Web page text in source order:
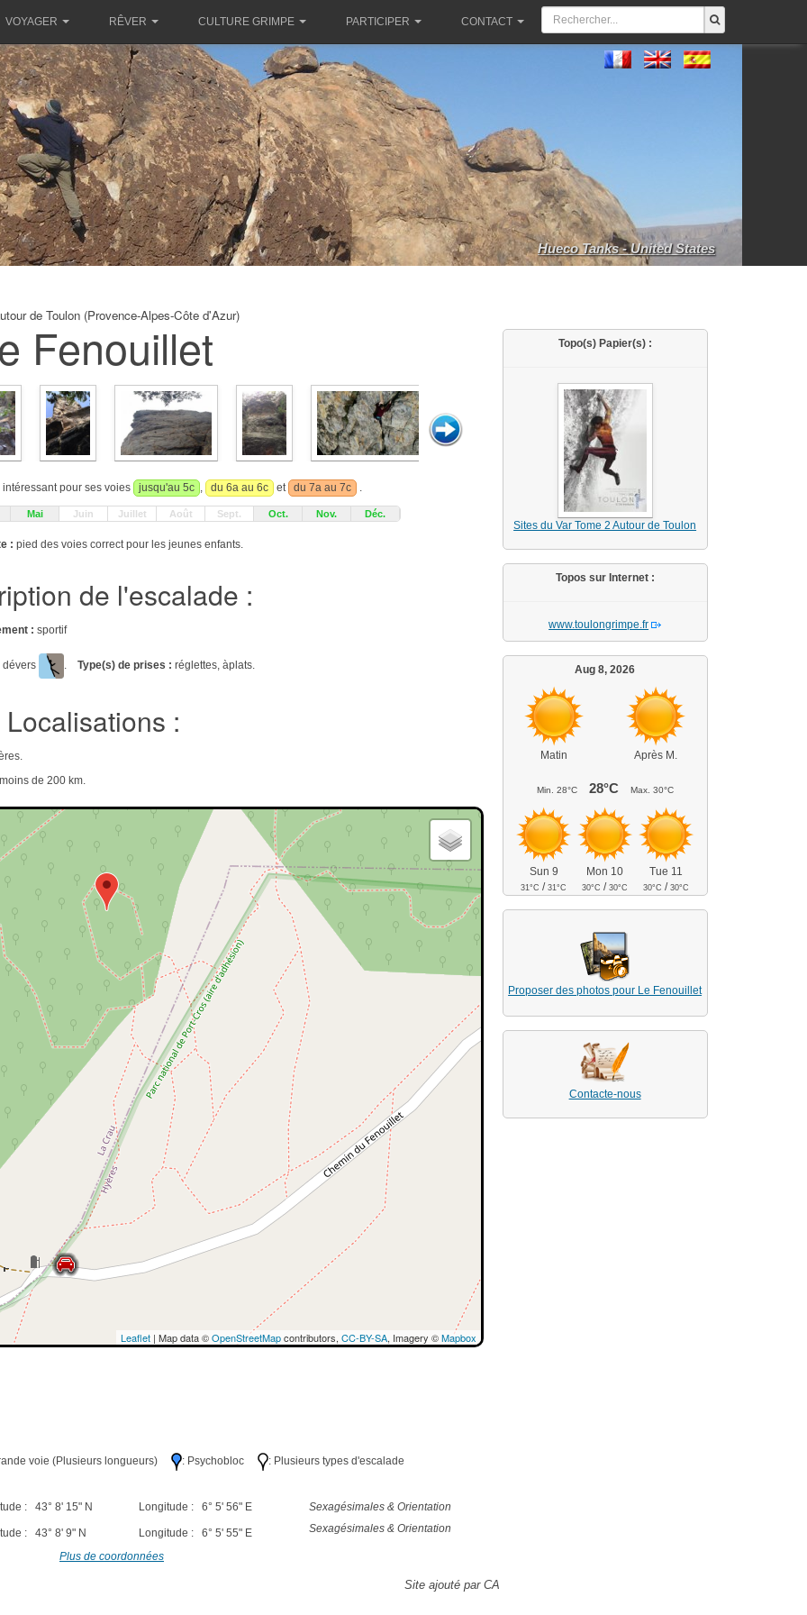
VOYAGER RÊVER CULTURE GRIMPE PARTICIPER CONTACT
Hueco Tanks - United States
de Toulon (Provence-Alpes-Côte d'Azur)
Fenouillet
pour ses voies jusqu'au 5c , du 6a au 6c et du 7a au 7c .
Mai Juin Juillet Août Sept. Oct. Nov. Déc.
: pied des voies correct pour les jeunes enfants.
de l'escalade :
: sportif
dévers . Type(s) de prises : réglettes, àplats.
Localisations :
de 200 km.
Leaflet| Map data ©OpenStreetMapcontributors, CC-BY-SA, Imagery ©Mapbox
voie (Plusieurs longueurs) : Psychobloc : Plusieurs types d'escalade
: 43° 8' 15" N Longitude : 6° 5' 56" E Sexagésimales & Orientation
: 43° 8' 9" N Longitude : 6° 5' 55" E Sexagésimales & Orientation
Plus de coordonnées
Site ajouté par CA
Topo(s) Papier(s) :
Sites du Var Tome 2 Autour de Toulon
Topos sur Internet :
www.toulongrimpe.fr
Aug 8, 2026
Matin Après M.
Min. 28°C 28°C Max. 30°C
Sun 9
31°C /31°C
Mon 10
30°C /30°C
Tue 11
30°C /30°C
Proposer des photos pour Le Fenouillet
Contacte-nous